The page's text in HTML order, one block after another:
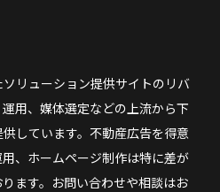
リューション提供サイトのリバ
用、媒体選定などの上流から下
しています。不動産広告を得意
、ホームページ制作は特に差が
ます。お問い合わせや相談はお